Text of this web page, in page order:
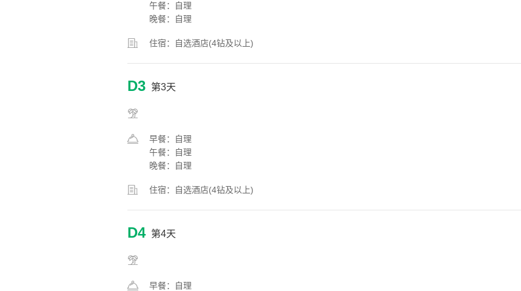
午餐：自理
晚餐：自理
住宿：自选酒店(4钻及以上)
D3 第3天
早餐：自理
午餐：自理
晚餐：自理
住宿：自选酒店(4钻及以上)
D4 第4天
早餐：自理